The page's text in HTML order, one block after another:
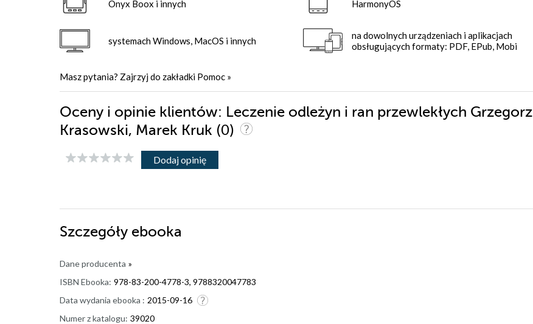
Onyx Boox i innych
systemach Windows, MacOS i innych
HarmonyOS
na dowolnych urządzeniach i aplikacjach
obsługujących formaty: PDF, EPub, Mobi
Masz pytania? Zajrzyj do zakładki Pomoc »
Oceny i opinie klientów: Leczenie odleżyn i ran przewlekłych Grzegorz
Krasowski, Marek Kruk (0)
Dodaj opinię
Szczegóły ebooka
Dane producenta »
ISBN Ebooka: 978-83-200-4778-3, 9788320047783
Data wydania ebooka : 2015-09-16
Numer z katalogu: 39020